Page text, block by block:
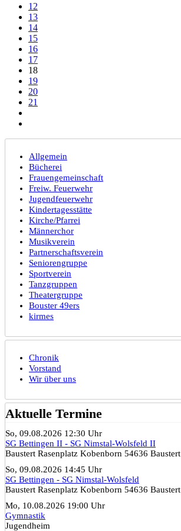
12
13
14
15
16
17
18
19
20
21
Allgemein
Bücherei
Frauengemeinschaft
Freiw. Feuerwehr
Jugendfeuerwehr
Kindertagesstätte
Kirche/Pfarrei
Männerchor
Musikverein
Partnerschaftsverein
Seniorengruppe
Sportverein
Tanzgruppen
Theatergruppe
Bouster 49ers
kirmes
Chronik
Vorstand
Wir über uns
Aktuelle Termine
So, 09.08.2026 12:30 Uhr
SG Bettingen II - SG Nimstal-Wolsfeld II
Baustert Rasenplatz Kobenborn 54636 Baustert
So, 09.08.2026 14:45 Uhr
SG Bettingen - SG Nimstal-Wolsfeld
Baustert Rasenplatz Kobenborn 54636 Baustert
Mo, 10.08.2026 19:00 Uhr
Gymnastik
Jugendheim